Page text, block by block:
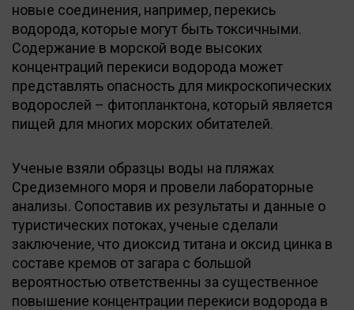
новые соединения, например, перекись
водорода, которые могут быть токсичными.
Содержание в морской воде высоких
концентраций перекиси водорода может
представлять опасность для микроскопических
водорослей – фитопланктона, который является
пищей для многих морских обитателей.
Ученые взяли образцы воды на пляжах
Средиземного моря и провели лабораторные
анализы. Сопоставив их результаты и данные о
туристических потоках, ученые сделали
заключение, что диоксид титана и оксид цинка в
составе кремов от загара с большой
вероятностью ответственны за существенное
повышение концентрации перекиси водорода в